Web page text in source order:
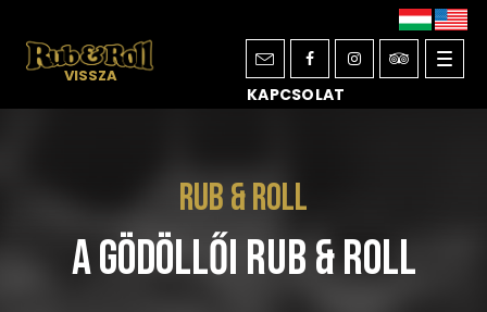
VISSZA
KAPCSOLAT
Rub & Roll
A gödöllői Rub & Roll